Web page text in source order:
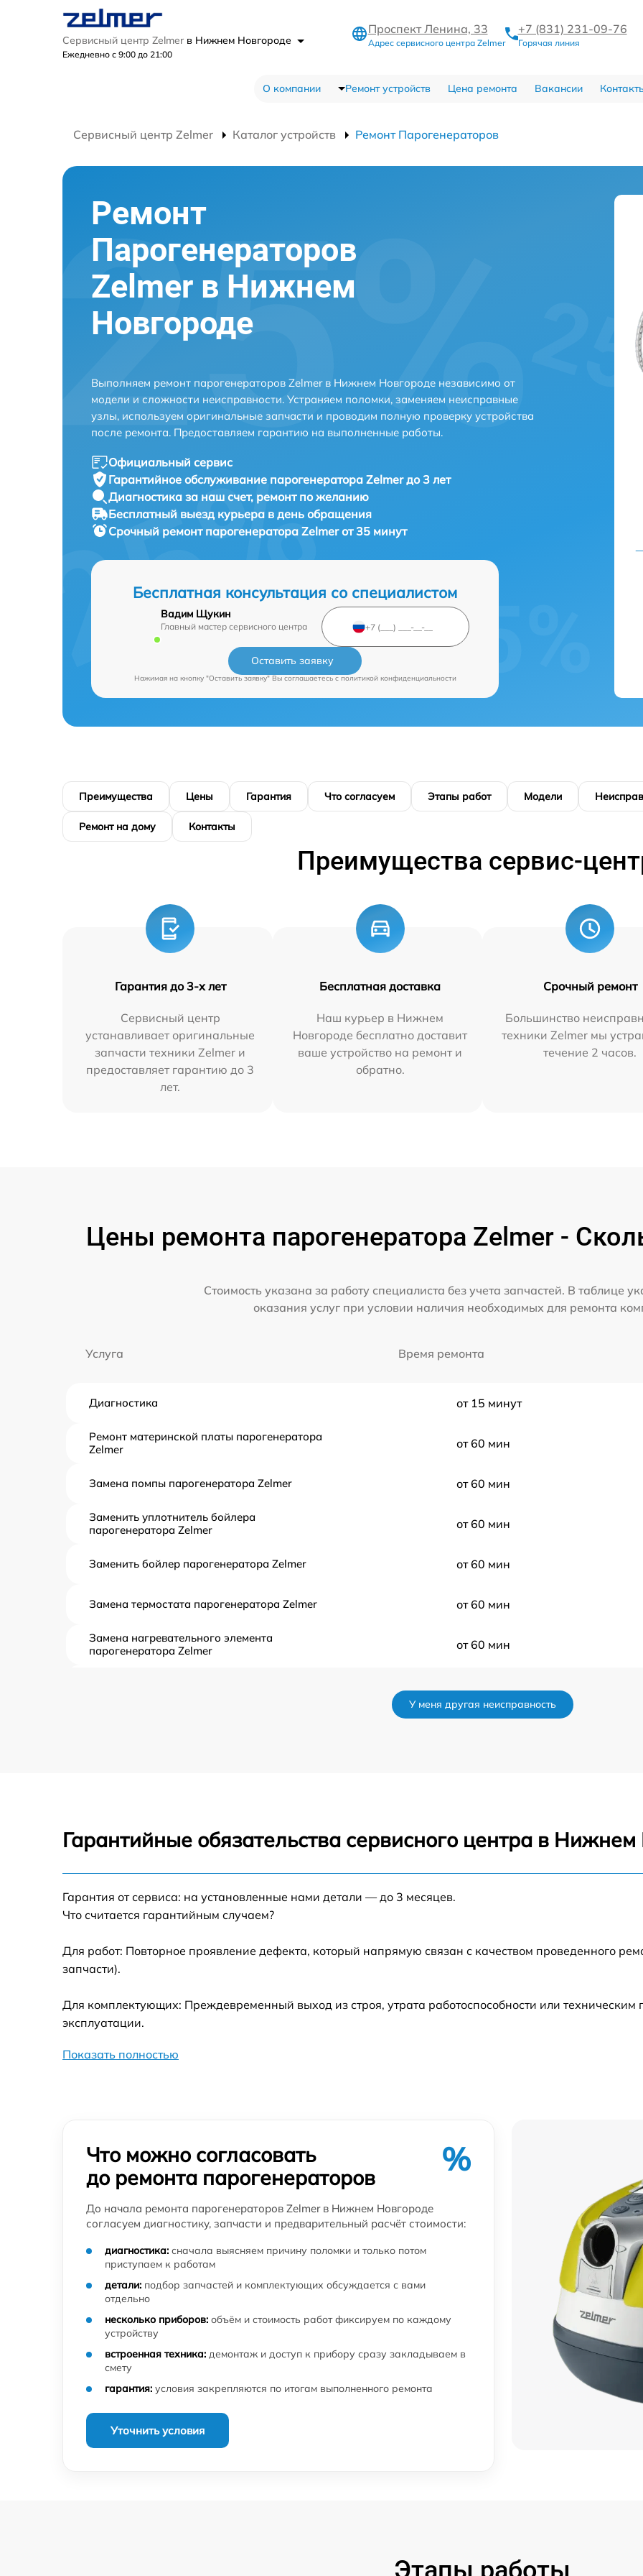
Сервисный центр Zelmer в Нижнем Новгороде
Ежедневно с 9:00 до 21:00
Проспект Ленина, 33
Адрес сервисного центра Zelmer
+7 (831) 231-09-76
Горячая линия
О компании Ремонт устройств Цена ремонта Вакансии
Сервисный центр Zelmer Каталог устройств Ремонт Парогенераторов
Ремонт
Парогенераторов
Zelmer в Нижнем
Новгороде
Выполняем ремонт парогенераторов Zelmer в Нижнем Новгороде независимо от
модели и сложности неисправности. Устраняем поломки, заменяем неисправные
узлы, используем оригинальные запчасти и проводим полную проверку устройства
после ремонта. Предоставляем гарантию на выполненные работы.
Официальный сервис
Гарантийное обслуживание парогенератора Zelmer до 3 лет
Диагностика за наш счет, ремонт по желанию
Бесплатный выезд курьера в день обращения
Срочный ремонт парогенератора Zelmer от 35 минут
Бесплатная консультация со специалистом
Вадим Щукин
Главный мастер сервисного центра
Оставить заявку
Нажимая на кнопку "Оставить заявку" Вы соглашаетесь c политикой конфиденциальности
Преимущества Цены Гарантия Что согласуем Этапы работ Модели
Ремонт на дому Контакты
Преимущества сервис-
Гарантия до 3-х лет
Сервисный центр
устанавливает оригинальные
запчасти техники Zelmer и
предоставляет гарантию до 3
лет.
Бесплатная доставка
Наш курьер в Нижнем
Новгороде бесплатно доставит
ваше устройство на ремонт и
обратно.
Срочный ремонт
Большинство
техники Zelmer мы
течение 2 часов.
Цены ремонта парогенератора Zelmer -
Стоимость указана за работу специалиста без учета запчастей. В таблице
оказания услуг при условии наличия необходимых для ремонта
Услуга Время ремонта
Диагностика от 15 минут
Ремонт материнской платы парогенератора
Zelmer
от 60 мин
Замена помпы парогенератора Zelmer от 60 мин
Заменить уплотнитель бойлера
парогенератора Zelmer
от 60 мин
Заменить бойлер парогенератора Zelmer от 60 мин
Замена термостата парогенератора Zelmer от 60 мин
Замена нагревательного элемента
парогенератора Zelmer
от 60 мин
Корпусный ремонт (замена резинок,
креплений, кнопок) парогенератора Zelmer
от 60 мин
Zelmer
Замена шнура питания парогенератора
Ремонт/замена датчика температуры
парогенератора Zelmer
Восстановление электроклапана
парогенератора Zelmer
от 60 мин
У меня другая неисправность
Гарантийные обязательства сервисного центра в
Гарантия от сервиса: на установленные нами детали — до 3 месяцев.
Что считается гарантийным случаем?
Для работ: Повторное проявление дефекта, который напрямую связан с качеством проведенного
запчасти).
Для комплектующих: Преждевременный выход из строя, утрата работоспособности или
эксплуатации.
Показать полностью
Что можно согласовать
до ремонта парогенераторов
%
До начала ремонта парогенераторов Zelmer в Нижнем Новгороде
согласуем диагностику, запчасти и предварительный расчёт стоимости:
диагностика: сначала выясняем причину поломки и только потом
приступаем к работам
детали: подбор запчастей и комплектующих обсуждается с вами
отдельно
несколько приборов: объём и стоимость работ фиксируем по каждому
устройству
встроенная техника: демонтаж и доступ к прибору сразу закладываем в
смету
гарантия: условия закрепляются по итогам выполненного ремонта
Уточнить условия